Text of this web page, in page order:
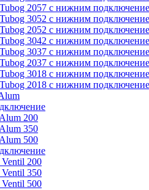
2057 с нижним
3052 с нижним
2052 с нижним
3042 с нижним
3037 с нижним
2037 с нижним
3018 с нижним
2018 с нижним
200
350
500
200
350
500